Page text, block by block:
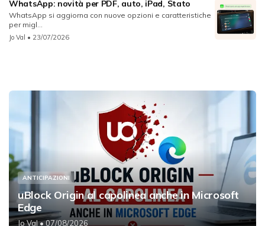
WhatsApp: novità per PDF, auto, iPad, Stato
WhatsApp si aggiorna con nuove opzioni e caratteristiche
per migl...
Jo Val • 23/07/2026
ANTICIPAZIONI
uBlock Origin al capolinea anche in Microsoft
Edge
Jo Val• 07/08/2026